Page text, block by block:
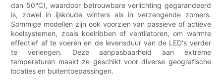
dan 50°C), waardoor betrouwbare verlichting gegarandeerd
is, zowel in ijskoude winters als in verzengende zomers.
Sommige modellen zijn ook voorzien van passieve of actieve
koelsystemen, zoals koelribben of ventilatoren, om warmte
effectief af te voeren en de levensduur van de LED's verder
te verlengen. Deze aanpasbaarheid aan extreme
temperaturen maakt ze geschikt voor diverse geografische
locaties en buitentoepassingen.